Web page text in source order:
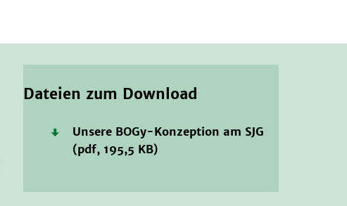
Dateien zum Download
Unsere BOGy-Konzeption am SJG
(pdf, 195,5 KB)